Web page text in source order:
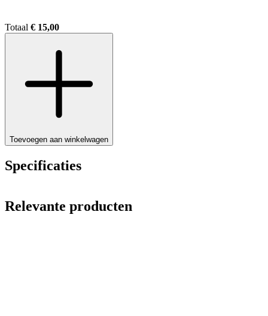
Totaal € 15,00
Toevoegen aan winkelwagen
Specificaties
Relevante producten